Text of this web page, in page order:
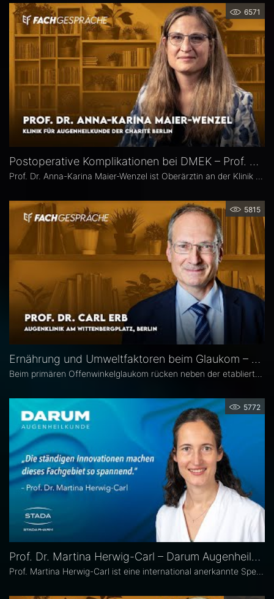
6571
Postoperative Komplikationen bei DMEK – Prof. Dr. Anna-Karina Maier-Wenzel
5815
Ernährung und Umweltfaktoren beim Glaukom – Prof. Dr. Carl Erb
5772
Prof. Dr. Martina Herwig-Carl – Darum Augenheilkunde